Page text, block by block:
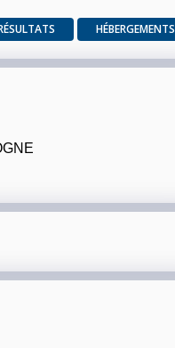
HÉBERGEMENTS